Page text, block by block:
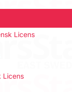
Licens
Licens